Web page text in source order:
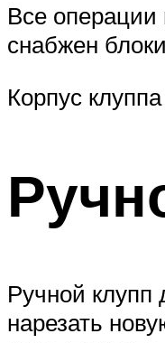
Все операции
снабжен
Корпус
Ручной клупп
нарезать